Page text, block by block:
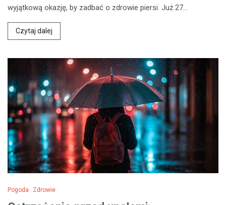
wyjątkową okazję, by zadbać o zdrowie piersi. Już 27…
Czytaj dalej
Pogoda Zdrowie